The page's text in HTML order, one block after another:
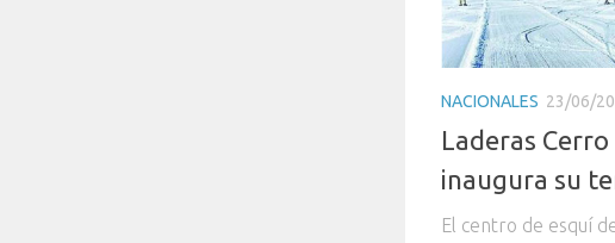
NACIONALES 23/06/
Laderas
inaugura su
El centro de esquí